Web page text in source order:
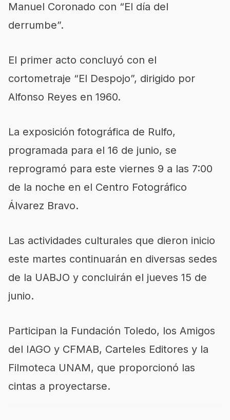
Manuel Coronado con “El día del
derrumbe”.
El primer acto concluyó con el
cortometraje “El Despojo”, dirigido por
Alfonso Reyes en 1960.
La exposición fotográfica de Rulfo,
programada para el 16 de junio, se
reprogramó para este viernes 9 a las 7:00
de la noche en el Centro Fotográfico
Álvarez Bravo.
Las actividades culturales que dieron inicio
este martes continuarán en diversas sedes
de la UABJO y concluirán el jueves 15 de
junio.
Participan la Fundación Toledo, los Amigos
del IAGO y CFMAB, Carteles Editores y la
Filmoteca UNAM, que proporcionó las
cintas a proyectarse.